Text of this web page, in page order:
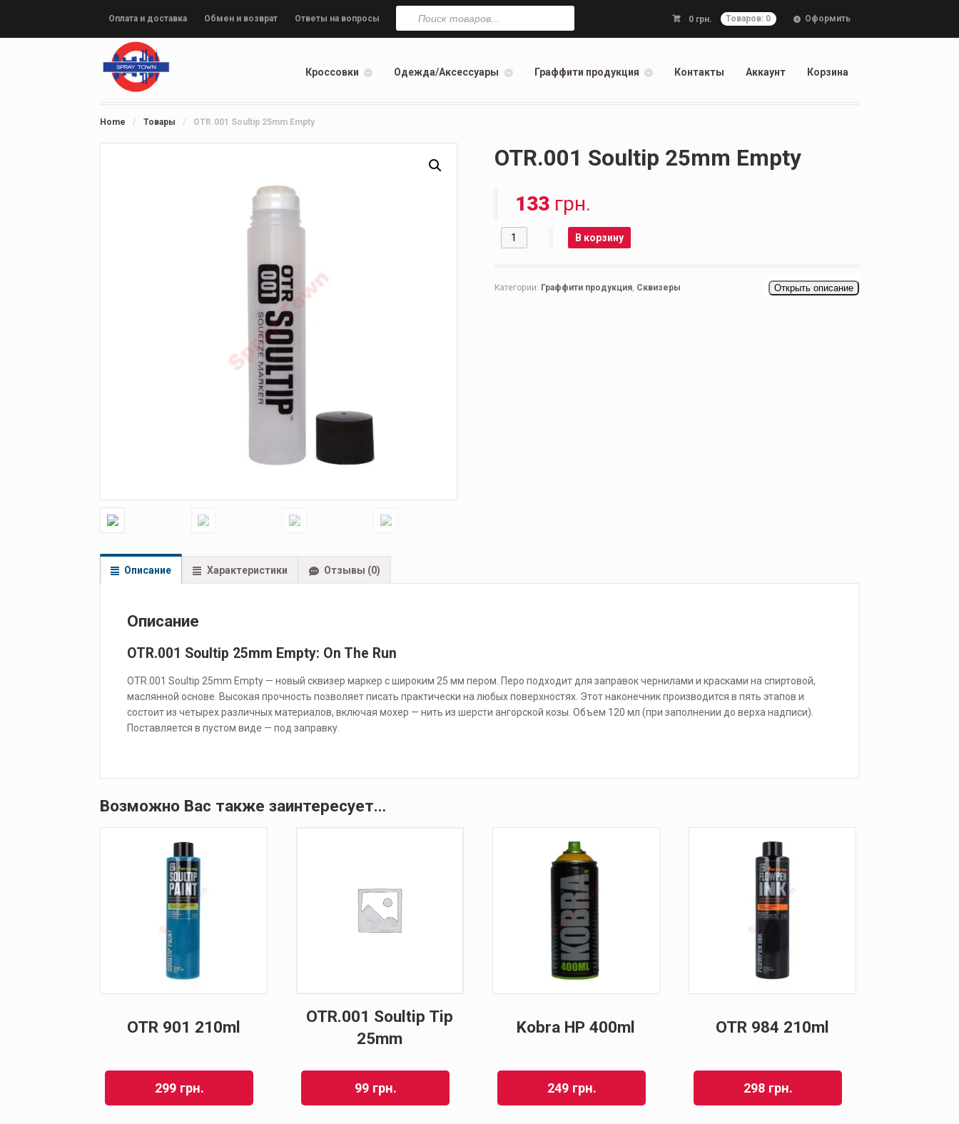
Оплата и доставка Обмен и возврат Ответы на вопросы 0 грн. Товаров: 0 Оформить
Поиск
товаров
Кроссовки Одежда/Аксессуары Граффити продукция Контакты Аккаунт Корзина
Home / Товары / OTR.001 Soultip 25mm Empty
OTR.001 Soultip 25mm Empty
133 грн.
Количество В корзину
Категории: Граффити продукция, Сквизеры Открыть описание
Описание Характеристики Отзывы (0)
Описание
OTR.001 Soultip 25mm Empty: On The Run
OTR.001 Soultip 25mm Empty — новый сквизер маркер с широким 25 мм пером. Перо подходит для заправок чернилами и красками на спиртовой,
маслянной основе. Высокая прочность позволяет писать практически на любых поверхностях. Этот наконечник производится в пять этапов и
состоит из четырех различных материалов, включая мохер — нить из шерсти ангорской козы. Объем 120 мл (при заполнении до верха надписи).
Поставляется в пустом виде — под заправку.
Возможно Вас также заинтересует…
OTR 901 210ml
299 грн.
OTR.001 Soultip Tip
25mm
99 грн.
Kobra HP 400ml OTR 984 210ml
298 грн.